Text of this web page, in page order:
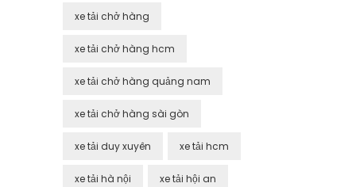
xe tải chở hàng
xe tải chở hàng hcm
xe tải chở hàng quảng nam
xe tải chở hàng sài gòn
xe tải duy xuyên xe tải hcm
xe tải hà nội xe tải hội an